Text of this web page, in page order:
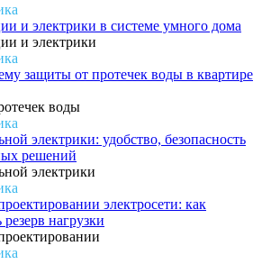
и электрики в системе умного дома
и электрики
защиты от протечек воды в квартире
воды
электрики: удобство, безопасность
решений
электрики
электросети: как
нагрузки